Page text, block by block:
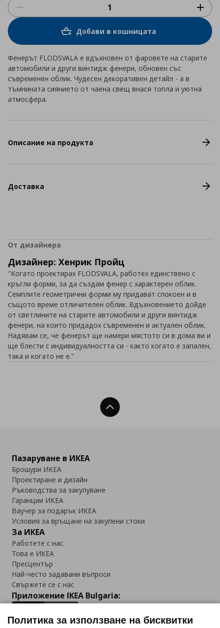
Добави в кошницата
Фенерът FLODSVALA е вдъхновен от фаровете на старите
автомобили и други винтидж фенери, обновен със
съвременен облик. Чудесен декоративен детайл - а в
тъмнината сиянието от чаена свещ внася топла и уютна
атмосфера.
Описание на продукта
Доставка
От дизайнера
Дизайнер: Хенрик Пройц
"Когато проектирах FLODSVALA, работех единствено с
кръгли форми, за да създам фенер с характерен облик.
Семплите геометрични форми му придават спокоен и в
същото време отличителен облик. Вдъхновението дойде
от светлините на старите автомобили и други винтидж
фенери, на които придадох съвременен и актуален облик.
Надявам се, че фенерът ще намери мястото си в дома ви и
ще блести с индивидуалността си - както когато е запален,
така и когато не е."
Нагоре
Пазаруване в ИКЕА
Брошури ИКЕА
Проектиране и дизайн
Ръководства за закупуване
Гаранции ИКЕА
Ваучер за подарък ИКЕА
Условия за връщане на закупени стоки
За ИКЕА
Работете с нас
Това е ИКЕА
Пресцентър
Най-често задавани въпроси
Свържете се с нас
Приложение IKEA Bulgaria:
Политика за използване на бисквитки